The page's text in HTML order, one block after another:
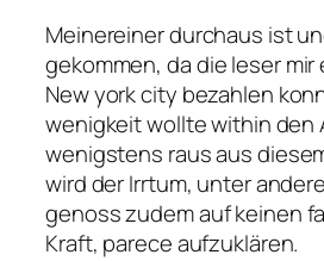
Meinereiner durchaus ist
gekommen, da die leser
New york city bezahlen
wenigkeit wollte within den
wenigstens raus aus
wird der Irrtum, unter
genoss zudem auf keinen
Kraft, parece aufzuklären.